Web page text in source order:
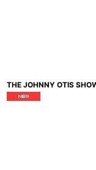
THE JOHNNY OTIS